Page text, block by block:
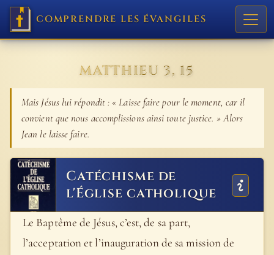
COMPRENDRE LES ÉVANGILES
MATTHIEU 3, 15
Mais Jésus lui répondit : « Laisse faire pour le moment, car il
convient que nous accomplissions ainsi toute justice. » Alors
Jean le laisse faire.
Catéchisme de
l'Église catholique
Le Baptême de Jésus, c’est, de sa part,
l’acceptation et l’inauguration de sa mission de